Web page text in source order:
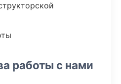
работы с нами